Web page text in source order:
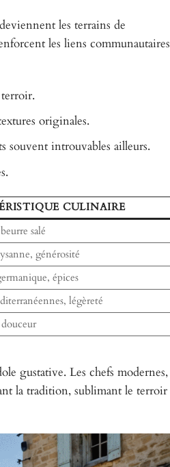
les terrains de
les liens communautaires
terroir.
originales.
souvent introuvables ailleurs.
CULINAIRE
salé
générosité
épices
légèreté
gustative. Les chefs modernes,
la tradition, sublimant le terroir